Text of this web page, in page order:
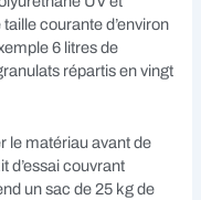
courante d’environ
6 litres de
répartis en vingt
le matériau avant de
d’essai couvrant
un sac de 25 kg de